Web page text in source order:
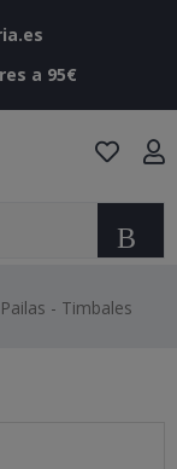
a 95€
Pailas - Timbales